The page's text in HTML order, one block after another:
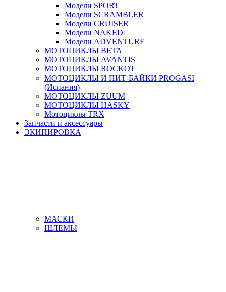
Модели SPORT
Модели SCRAMBLER
Модели CRUISER
Модели NAKED
Модели ADVENTURE
МОТОЦИКЛЫ BETA
МОТОЦИКЛЫ AVANTIS
МОТОЦИКЛЫ ROCKOT
МОТОЦИКЛЫ И ПИТ-БАЙКИ PROGASI
(Испания)
МОТОЦИКЛЫ ZUUM
МОТОЦИКЛЫ HASKY
Мотоциклы TRX
Запчасти и аксессуары
ЭКИПИРОВКА
МАСКИ
ШЛЕМЫ